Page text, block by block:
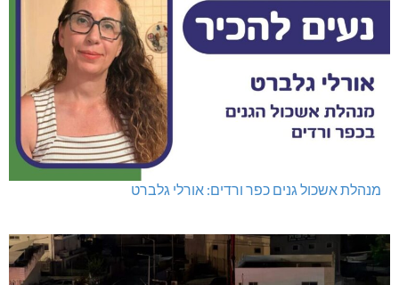
מנהלת אשכול גנים כפר ורדים: אורלי גלברט